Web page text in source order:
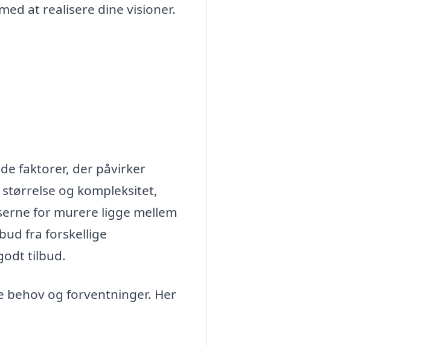
at realisere dine visioner.
faktorer, der påvirker
og kompleksitet,
for murere ligge mellem
fra forskellige
tilbud.
og forventninger. Her